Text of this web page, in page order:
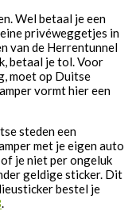
Wel betaal je een
privéweggetjes in
van de Herrentunnel
betaal je tol. Voor
moet op Duitse
vormt hier een
steden een
met je eigen auto
je niet per ongeluk
geldige sticker. Dit
bestel je
.